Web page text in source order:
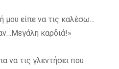
μου είπε να τις καλέσω…
καρδιά!»
να τις γλεντήσει που